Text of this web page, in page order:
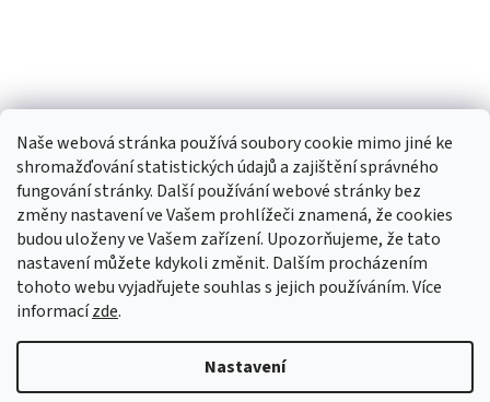
Naše webová stránka používá soubory cookie mimo jiné ke
shromažďování statistických údajů a zajištění správného
fungování stránky. Další používání webové stránky bez
změny nastavení ve Vašem prohlížeči znamená, že cookies
budou uloženy ve Vašem zařízení. Upozorňujeme, že tato
nastavení můžete kdykoli změnit. Dalším procházením
tohoto webu vyjadřujete souhlas s jejich používáním. Více
informacízde.
Nastavení
TIk Tok Instagram Facebook
Vytvořil Shoptet